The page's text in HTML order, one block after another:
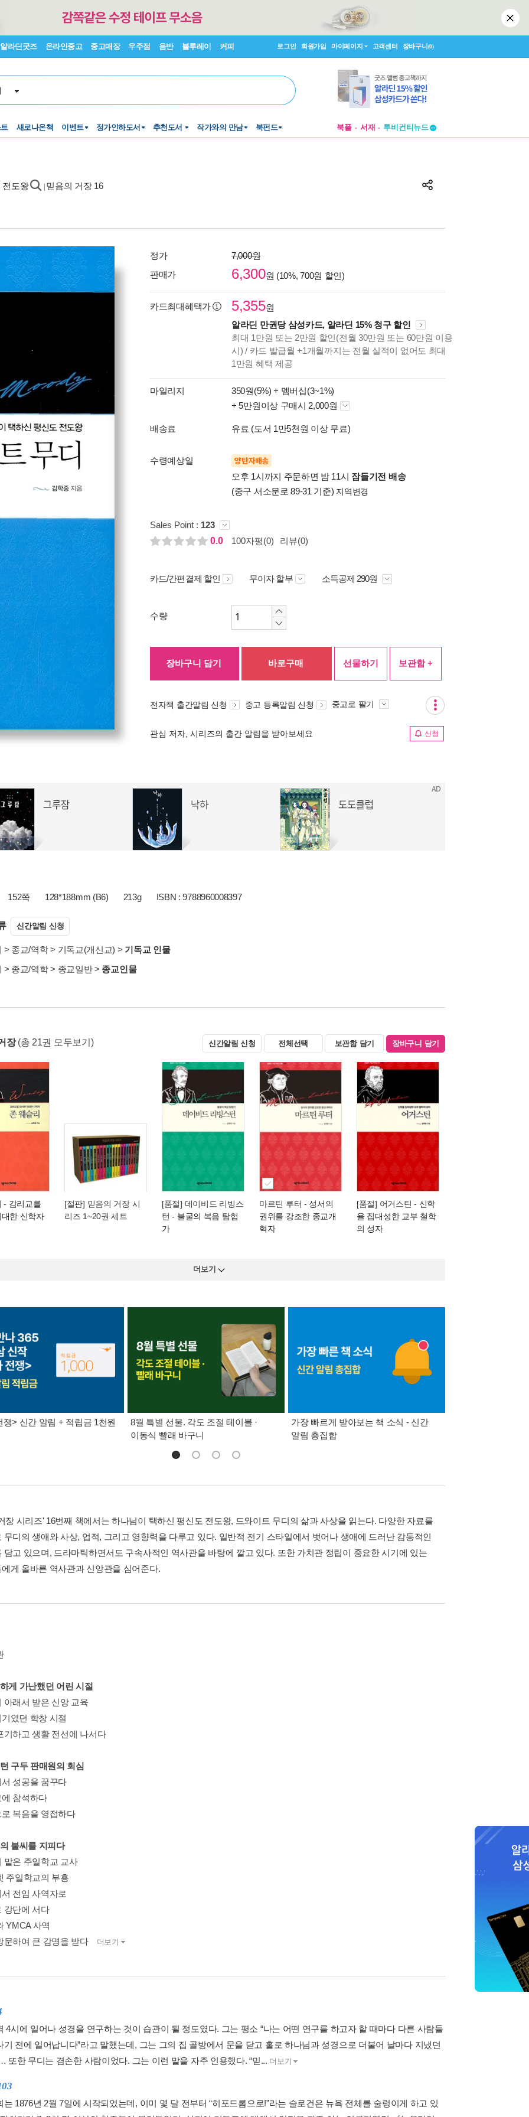
알라딘굿즈 온라인중고 중고매장 우주점 음반 블루레이 커피 로그인 회원가입 마이페이지 고객센터 장바구니(0)
새로나온책 이벤트 정가인하도서 추천도서 작가와의 만남 북펀드 북플 서재
투비컨티뉴드
창작플랫폼
전도왕 믿음의 거장 16
정가
7,000원
판매가
6,300원 (10%, 700원 할인)
카드최대혜택가 5,355원
알라딘 만권당 삼성카드, 알라딘 15% 청구 할인
최대 1만원 또는 2만원 할인(전월 30만원 또는 60만원 이용
시) / 카드 발급월 +1개월까지는 전월 실적이 없어도 최대
1만원 혜택 제공
마일리지 350원(5%) + 멤버십(3~1%)
+ 5만원이상 구매시 2,000원
배송료 유료 (도서 1만5천원 이상 무료)
수령예상일 양탄자배송
오후 1시까지 주문하면 밤 11시 잠들기전 배송
(중구 서소문로 89-31 기준) 지역변경
Sales Point : 123
0.0
100자평(0) 리뷰(0)
카드/간편결제 할인 무이자 할부 소득공제 290원
수량
장바구니 담기 바로구매 선물하기 보관함 +
전자책 출간알림 신청 중고 등록알림 신청 중고로 팔기
관심 저자, 시리즈의 출간 알림을 받아보세요 신청
152쪽 128*188mm (B6) 213g ISBN : 9788960008397
신간알림 신청
> 종교/역학> 기독교(개신교) > 기독교 인물
> 종교/역학> 종교일반> 종교인물
장 (총 21권 모두보기) 신간알림 신청 전체선택 보관함 담기 장바구니 담기
- 감리교를
한 신학자
[절판] 믿음의 거장 시
리즈 1~20권 세트
[품절] 데이비드 리빙스
턴 - 불굴의 복음 탐험
가
마르틴 루터 - 성서의
권위를 강조한 종교개
혁자
[품절] 어거스틴 - 신학
을 집대성한 교부 철학
의 성자
더보기
쟁> 신간 알림 + 적립금 1천원
8월 특별 선물. 각도 조절 테이블 ·
이동식 빨래 바구니
가장 빠르게 받아보는 책 소식 - 신간
알림 총집합
장 시리즈' 16번째 책에서는 하나님이 택하신 평신도 전도왕, 드와이트 무디의 삶과 사상을 읽는다. 다양한 자료를
무디의 생애와 사상, 업적, 그리고 영향력을 다루고 있다. 일반적 전기 스타일에서 벗어나 생애에 드러난 감동적인
담고 있으며, 드라마틱하면서도 구속사적인 역사관을 바탕에 깔고 있다. 또한 가치관 정립이 중요한 시기에 있는
게 올바른 역사관과 신앙관을 심어준다.
게 가난했던 어린 시절
아래서 받은 신앙 교육
였던 학창 시절
기하고 생활 전선에 나서다
구두 판매원의 회심
성공을 꿈꾸다
참석하다
복음을 영접하다
불씨를 지피다
맡은 주일학교 교사
주일학교의 부흥
전임 사역자로
강단에 서다
YMCA 사역
문하여 큰 감명을 받다
더보기
4시에 일어나 성경을 연구하는 것이 습관이 될 정도였다. 그는 평소 “나는 어떤 연구를 하고자 할 때마다 다른 사람들
기 전에 일어납니다”라고 말했는데, 그는 그의 집 골방에서 문을 닫고 홀로 하나님과 성경으로 더불어 날마다 지냈던
또한 무디는 겸손한 사람이었다. 그는 이런 말을 자주 인용했다. “믿... 더보기
는 1876년 2월 7일에 시작되었는데, 이미 몇 달 전부터 “히포드롬으로!”라는 슬로건은 뉴욕 전체를 술렁이게 하고 있